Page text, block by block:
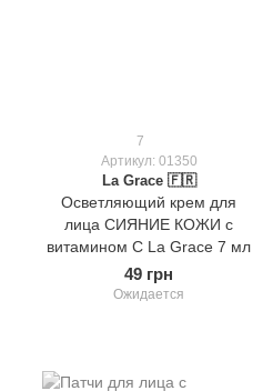
7
Артикул: 01350
La Grace 🇫🇷
Осветляющий крем для
лица СИЯНИЕ КОЖИ с
витамином C La Grace 7 мл
49 грн
Ожидается